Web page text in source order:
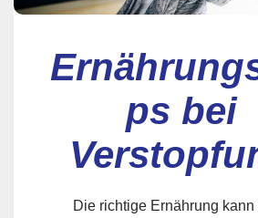
ps bei
Die richtige Ernährung kann